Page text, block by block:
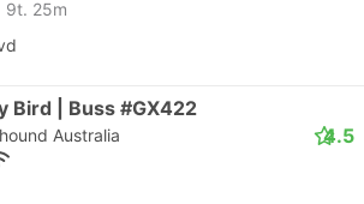
9t. 25m
Bird | Buss #GX422
Australia 4.5